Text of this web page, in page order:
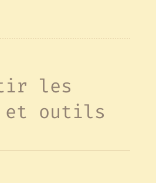
les
et outils